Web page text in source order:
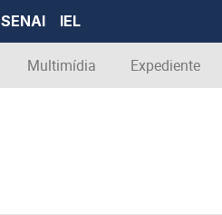
SENAI IEL
Multimídia Expediente